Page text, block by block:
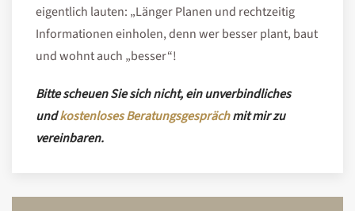
eigentlich lauten: „Länger Planen und rechtzeitig
Informationen einholen, denn wer besser plant, baut
und wohnt auch „besser“!
Bitte scheuen Sie sich nicht, ein unverbindliches
undkostenloses Beratungsgesprächmit mir zu
vereinbaren.